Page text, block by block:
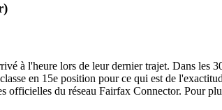
à l'heure lors de leur dernier trajet. Dans les
en 15e position pour ce qui est de
officielles du réseau Fairfax Connector. Pour